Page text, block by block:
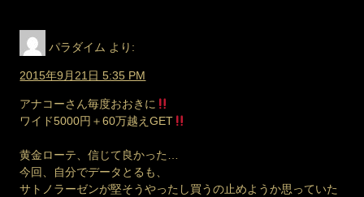
パラダイム より:
2015年9月21日 5:35 PM
アナコーさん毎度おおきに
ワイド5000円＋60万越えGET
黄金ローテ、信じて良かった…
今回、自分でデータとるも、
サトノラーゼンが堅そうやったし買うの止めようか思っていた